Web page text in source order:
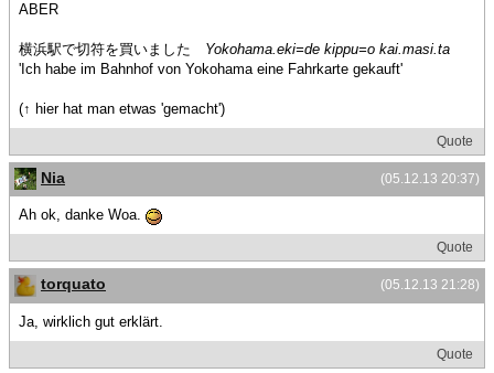
ABER
横浜駅で切符を買いました Yokohama.eki=de kippu=o kai.masi.ta
'Ich habe im Bahnhof von Yokohama eine Fahrkarte gekauft'
(↑ hier hat man etwas 'gemacht')
Quote
(05.12.13 20:37)
Nia
Ah ok, danke Woa.
Quote
(05.12.13 21:28)
torquato
Ja, wirklich gut erklärt.
Quote